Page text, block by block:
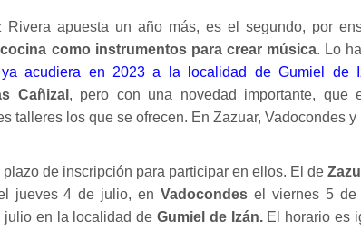
Rivera apuesta un año más, es el segundo, por
como instrumentos para crear música. Lo
ya acudiera en 2023 a la localidad de Gumiel de
Cañizal , pero con una novedad importante, que
talleres los que se ofrecen. En Zazuar, Vadocondes y
de inscripción para participar en ellos. El de
jueves 4 de julio, enVadocondes el viernes 5 de
en la localidad de Gumiel de Izán.El horario es